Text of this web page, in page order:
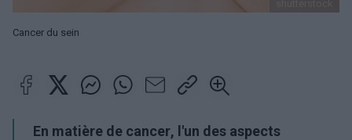
Cancer du sein
En matière de cancer, l'un des aspects